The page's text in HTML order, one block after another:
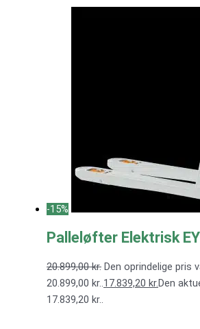
-15%
Palleløfter Elektrisk
20.899,00kr. Den oprindelige pris
20.899,00 kr..17.839,20 kr.Den
17.839,20 kr..